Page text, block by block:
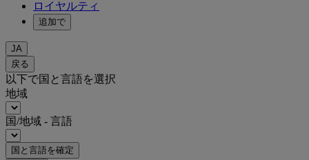
ロイヤルティ
追加で
JA
戻る
以下で国と言語を選択
地域
国/地域 - 言語
国と言語を確定